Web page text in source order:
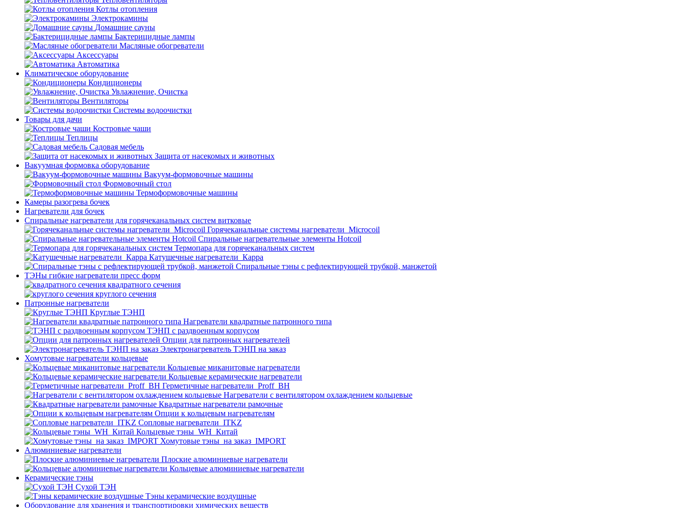
Котлы отопления
Электрокамины
Домашние сауны
Бактерицидные лампы
Масляные обогреватели
Аксессуары
Автоматика
Климатическое оборудование
Кондиционеры
Увлажнение, Очистка
Вентиляторы
Системы водоочистки
Товары для дачи
Костровые чаши
Теплицы
Садовая мебель
Защита от насекомых и животных
Вакуумная формовка оборудование
Вакуум-формовочные машины
Формовочный стол
Термоформовочные машины
Камеры разогрева бочек
Нагреватели для бочек
Спиральные нагреватели для горячеканальных систем витковые
Горячеканальные системы нагреватели_Microcoil
Спиральные нагревательные элементы Hotcoil
Термопара для горячеканальных систем
Катушечные нагреватели_Карра
Спиральные тэны с рефлектирующей трубкой, манжетой
ТЭНы гибкие нагреватели пресс форм
квадратного сечения
круглого сечения
Патронные нагреватели
Круглые ТЭНП
Нагреватели квадратные патронного типа
ТЭНП с раздвоенным корпусом
Опции для патронных нагревателей
Электронагреватель ТЭНП на заказ
Хомутовые нагреватели кольцевые
Кольцевые миканитовые нагреватели
Кольцевые керамические нагреватели
Герметичные нагреватели_Proff_BH
Нагреватели с вентилятором охлаждением кольцевые
Квадратные нагреватели рамочные
Опции к кольцевым нагревателям
Cопловые нагреватели_ITKZ
Кольцевые тэны_WH_Китай
Хомутовые тэны_на заказ_IMPORT
Алюминиевые нагреватели
Плоские алюминиевые нагреватели
Кольцевые алюминиевые нагреватели
Керамические тэны
Сухой ТЭН
Тэны керамические воздушные
Оборудование для хранения и транспортировки химических веществ